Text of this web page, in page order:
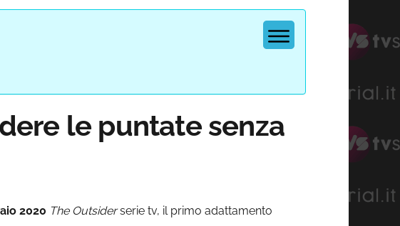
le puntate senza
2020 The Outsiderserie tv, il primo adattamento